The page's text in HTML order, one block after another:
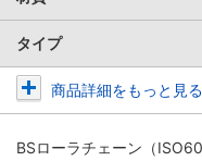
タイプ
商品詳細をもっと見る
BSローラチェーン（